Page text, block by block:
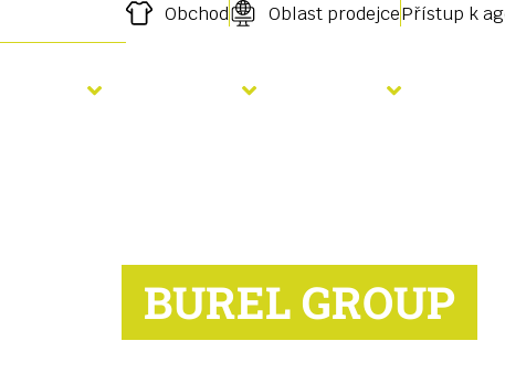
Obchod Oblast prodejcePřístup k
BUREL GROUP